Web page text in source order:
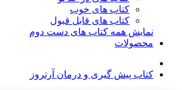
کتاب های خوب
کتاب های قابل قبول
نمایش همه کتاب های دست دوم
محصولات
کتاب پیش گیری و درمان آرتروز